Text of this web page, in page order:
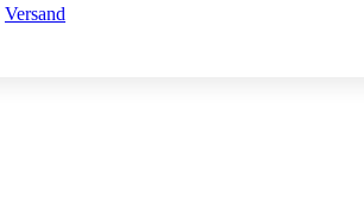
bis
Versand